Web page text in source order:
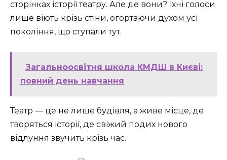
сторінках історії театру. Але де вони? Їхні голоси
лише віють крізь стіни, огортаючи духом усі
покоління, що ступали тут.
Загальноосвітня школа КМДШ в Києві:
повний день навчання
Театр — це не лише будівля, а живе місце, де
творяться історії, де свіжий подих нового
відлуння звучить крізь час.